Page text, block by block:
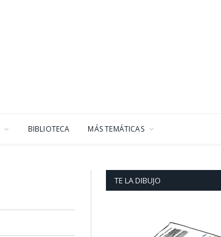
BIBLIOTECA MÁS TEMÁTICAS
TE LA DIBUJO